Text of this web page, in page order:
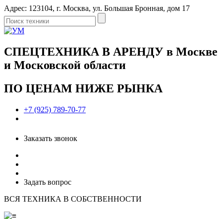
Адрес: 123104, г. Москва, ул. Большая Бронная, дом 17
СПЕЦТЕХНИКА В АРЕНДУ в Москве
и Московской области
ПО ЦЕНАМ НИЖЕ РЫНКА
+7 (925) 789-70-77
Заказать звонок
Задать вопрос
ВСЯ ТЕХНИКА В СОБСТВЕННОСТИ